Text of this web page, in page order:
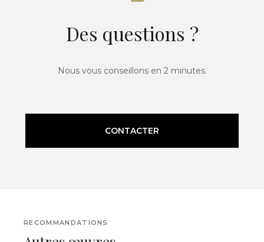
Des questions ?
Nous vous conseillons en 2 minutes.
CONTACTER
RECOMMANDATIONS